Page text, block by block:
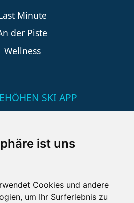
ist uns
Cookies und andere
um Ihr Surferlebnis zu
Minute
der Piste
Wellness
SKI APP